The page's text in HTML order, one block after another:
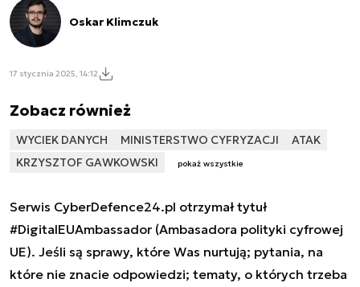
Oskar Klimczuk
17 stycznia 2025, 14:12
Zobacz również
WYCIEK DANYCH MINISTERSTWO CYFRYZACJI
ATAK
KRZYSZTOF GAWKOWSKI
pokaż wszystkie
Serwis CyberDefence24.pl otrzymał tytuł
#DigitalEUAmbassador (Ambasadora polityki cyfrowej
UE). Jeśli są sprawy, które Was nurtują; pytania, na
które nie znacie odpowiedzi; tematy, o których trzeba